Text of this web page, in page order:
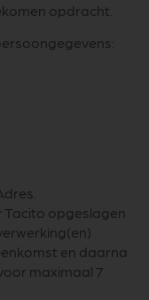
opdracht.
Tacito opgeslagen
en daarna
maximaal 7